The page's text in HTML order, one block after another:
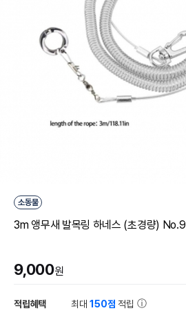
소동물
3m 앵무새 발목링 하네스 (초경량) No.9
9,000원
적립혜택 최대150점 적립